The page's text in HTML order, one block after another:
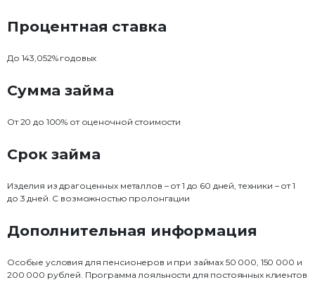
Процентная ставка
До 143,052% годовых
Сумма займа
От 20 до 100% от оценочной стоимости
Срок займа
Изделия из драгоценных металлов – от 1 до 60 дней, техники – от 1
до 3 дней. С возможностью пролонгации
Дополнительная информация
Особые условия для пенсионеров и при займах 50 000, 150 000 и
200 000 рублей. Программа лояльности для постоянных клиентов